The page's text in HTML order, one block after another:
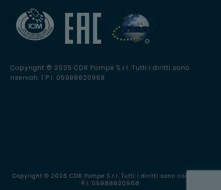
Copyright © 2025 CDR Pompe S.r.l. Tutti i diritti sono
riservati. | P.I. 05988620968
Copyright © 2026 CDR Pompe S.r.l. Tutti i diritti sono riservati. |
P.I. 05988620968